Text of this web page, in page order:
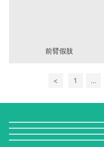
前臂假肢
< 1 ...